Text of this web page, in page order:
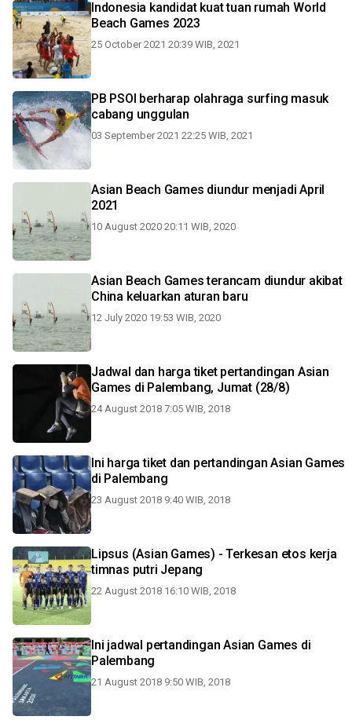
Indonesia kandidat kuat tuan rumah World
Beach Games 2023
25 October 2021 20:39 WIB, 2021
PB PSOI berharap olahraga surfing masuk
cabang unggulan
03 September 2021 22:25 WIB, 2021
Asian Beach Games diundur menjadi April
2021
10 August 2020 20:11 WIB, 2020
Asian Beach Games terancam diundur akibat
China keluarkan aturan baru
12 July 2020 19:53 WIB, 2020
Jadwal dan harga tiket pertandingan Asian
Games di Palembang, Jumat (28/8)
24 August 2018 7:05 WIB, 2018
Ini harga tiket dan pertandingan Asian Games
di Palembang
23 August 2018 9:40 WIB, 2018
Lipsus (Asian Games) - Terkesan etos kerja
timnas putri Jepang
22 August 2018 16:10 WIB, 2018
Ini jadwal pertandingan Asian Games di
Palembang
21 August 2018 9:50 WIB, 2018